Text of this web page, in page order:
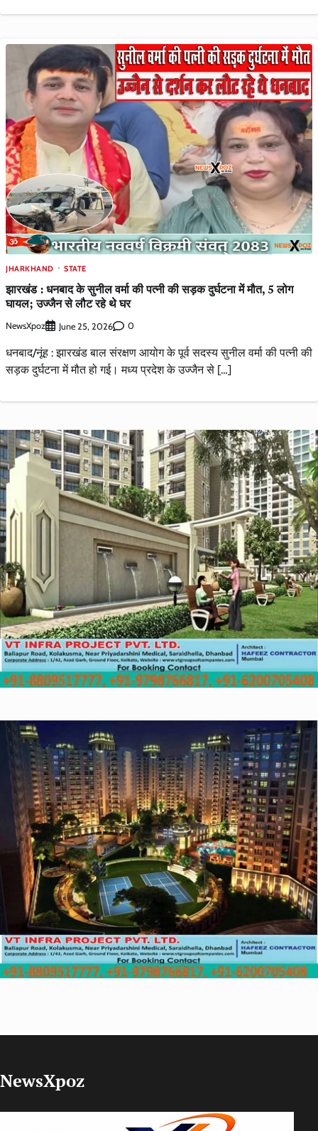
JHARKHAND STATE
झारखंड : धनबाद के सुनील वर्मा की पत्नी की सड़क दुर्घटना में मौत, 5 लोग
घायल; उज्जैन से लौट रहे थे घर
NewsXpoz June 25, 2026 0
धनबाद/नूंह : झारखंड बाल संरक्षण आयोग के पूर्व सदस्य सुनील वर्मा की पत्नी की
सड़क दुर्घटना में मौत हो गई। मध्य प्रदेश के उज्जैन से […]
NewsXpoz